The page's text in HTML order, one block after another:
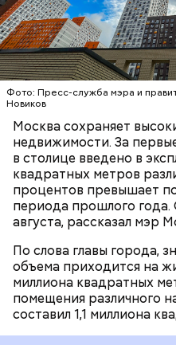
Фото: Пресс-служба мэра и
Новиков
Москва сохраняет
недвижимости. За
в столице введено в
квадратных метров
процентов превышает
периода прошлого года.
августа, рассказал мэр
По слова главы города,
объема приходится на
миллиона квадратных
помещения различного
составил 1,1 миллиона
Фото: Telegram / Мэр Москвы
СТРОИТЕЛЬСТВО
СЕРГЕЙ СОБЯНИН
Ранее заместитель
транспорта и
рассказал, чтоболее 60
организации дорожного
реализованы в Москве в
магистралях — это
которые соединяют
и Московской областью.